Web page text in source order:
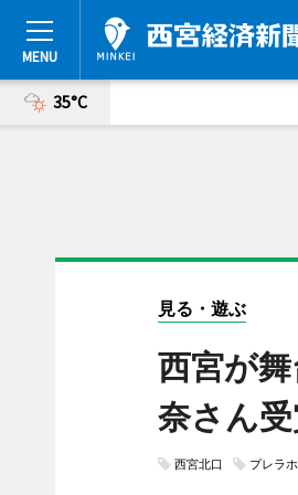
35°C
見る・遊ぶ
西宮が
奈さん
西宮北口 プレラ